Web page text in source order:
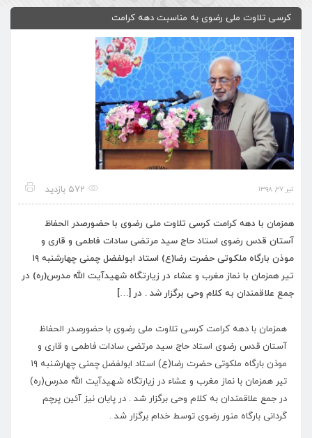
کرسی تلاوت ملی رضوی به مناسبت دهه کرامت
تیر ۲۷, ۱۳۹۸ 572 بازدید
همزمان با دهه کرامت کرسی تلاوت ملی رضوی با حضورصدر الحفاظ
آستان قدس رضوی استاد حاج سید مرتضی سادات فاطمی و قاری و
موذن بارگاه ملکوتی حضرت رضا(ع) استاد ابولفضل چمنی چهارشنبه ۱۹
تیر همزمان با نماز مغرب و عشاء در زیارتگاه شهیدآیت الله مدرس(ره) در
جمع علاقمندان به کلام وحی برگزار شد . در […]
همزمان با دهه کرامت کرسی تلاوت ملی رضوی با حضورصدر الحفاظ
آستان قدس رضوی استاد حاج سید مرتضی سادات فاطمی و قاری و
موذن بارگاه ملکوتی حضرت رضا(ع) استاد ابولفضل چمنی چهارشنبه ۱۹
تیر همزمان با نماز مغرب و عشاء در زیارتگاه شهیدآیت الله مدرس(ره)
در جمع علاقمندان به کلام وحی برگزار شد . در پایان نیز آئین پرچم
گردانی بارگاه منور رضوی توسط خدام برگزار شد .